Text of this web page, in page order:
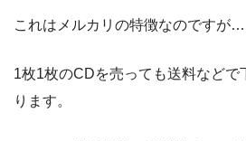
これはメルカリの特徴なのですが…
1枚1枚のCDを売っても送料などで
ります。